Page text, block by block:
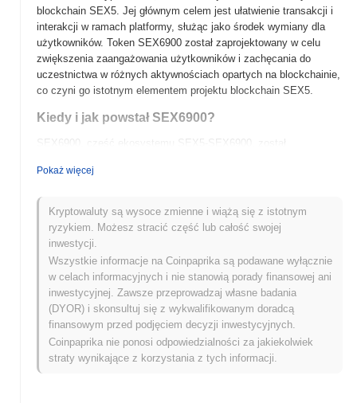
blockchain SEX5. Jej głównym celem jest ułatwienie transakcji i
interakcji w ramach platformy, służąc jako środek wymiany dla
użytkowników. Token SEX6900 został zaprojektowany w celu
zwiększenia zaangażowania użytkowników i zachęcania do
uczestnictwa w różnych aktywnościach opartych na blockchainie,
co czyni go istotnym elementem projektu blockchain SEX5.
Kiedy i jak powstał SEX6900?
SEX6900, część ekosystemu SEX5-SEX6900, został
entuzjastów blockchainu, którzy dążyli do stworzenia unikalnej
popularność dzięki początkowemu notowaniu na kilku
zdecentralizowanych giełdach, co ułatwiło wczesną adopcję i
zaangażowanie społeczności. Ważne kamienie milowe w jego
wczesnym rozwoju obejmowały partnerstwa z różnymi twórcami
treści i influencerami, co pomogło w rozszerzeniu zasięgu i bazy
użytkowników. W miarę rozwoju projektu skupiono się na
poprawie doświadczeń użytkowników i integracji innowacyjnych
funkcji w ramach platformy.
Co czeka SEX6900 w przyszłości?
SEX6900 jest gotowy na znaczące postępy, gdy przechodzi
Pokaż więcej
Kryptowaluty są wysoce zmienne i wiążą się z istotnym
ryzykiem. Możesz stracić część lub całość swojej
inwestycji.
Wszystkie informacje na Coinpaprika są podawane wyłącznie
w celach informacyjnych i nie stanowią porady finansowej ani
inwestycyjnej. Zawsze przeprowadzaj własne badania
(DYOR) i skonsultuj się z wykwalifikowanym doradcą
finansowym przed podjęciem decyzji inwestycyjnych.
Coinpaprika nie ponosi odpowiedzialności za jakiekolwiek
straty wynikające z korzystania z tych informacji.